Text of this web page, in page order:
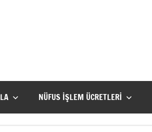
NÜFUS İŞLEM ÜCRETLERI